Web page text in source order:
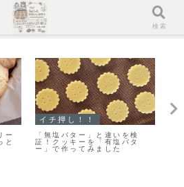
と
原
き
イチ押し！！
「くまのキャラメルナッツク
ッキー」キャラメルナッツが
カリッとおいしい♡絶対おす
検索